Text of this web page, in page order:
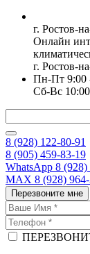
г. Ростов-
Онлайн
г. Ростов-
Пн-Пт 9:00
Сб-Вс
8 (928) 122-80-91
8 (905) 459-83-19
WhatsApp 8 (928)
MAX 8 (928)
Перезвоните мне